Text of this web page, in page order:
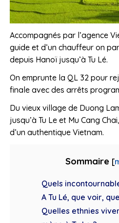
Accompagnés par l’agence
guide et d’un chauffeur on
depuis Hanoï jusqu’à Tu Lé.
On emprunte la QL 32 pour
finale avec des arrêts
Du vieux village de Duong
jusqu’à Tu Le et Mu Cang
d’un authentique Vietnam.
Sommaire [
Quels
A Tu Lé, que voir,
Quelles ethnies